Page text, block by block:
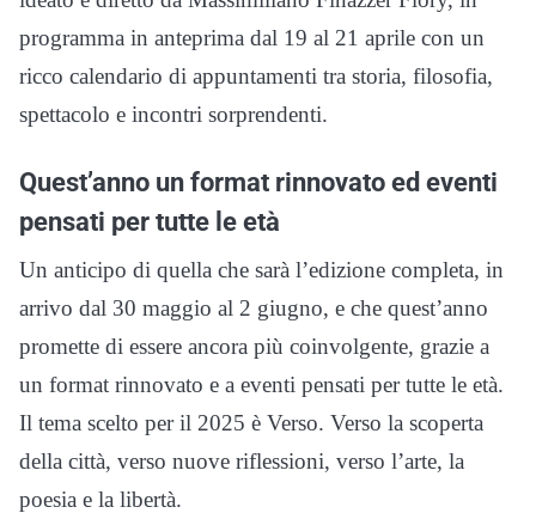
programma in anteprima dal 19 al 21 aprile con un
ricco calendario di appuntamenti tra storia, filosofia,
spettacolo e incontri sorprendenti.
Quest’anno un format rinnovato ed eventi
pensati per tutte le età
Un anticipo di quella che sarà l’edizione completa, in
arrivo dal 30 maggio al 2 giugno, e che quest’anno
promette di essere ancora più coinvolgente, grazie a
un format rinnovato e a eventi pensati per tutte le età.
Il tema scelto per il 2025 è Verso. Verso la scoperta
della città, verso nuove riflessioni, verso l’arte, la
poesia e la libertà.